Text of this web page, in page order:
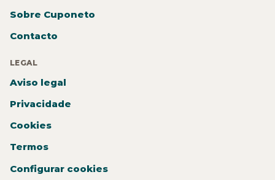
Sobre Cuponeto
Contacto
LEGAL
Aviso legal
Privacidade
Cookies
Termos
Configurar cookies